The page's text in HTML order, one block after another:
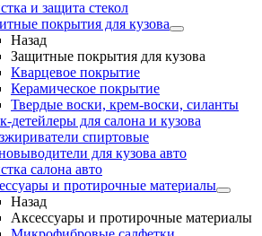
и защита стекол
покрытия для кузова
Назад
Защитные покрытия для кузова
Кварцевое покрытие
Керамическое покрытие
Твердые воски, крем-воски, силанты
детейлеры для салона и кузова
спиртовые
для кузова авто
салона авто
и протирочные материалы
Назад
Аксессуары и протирочные материалы